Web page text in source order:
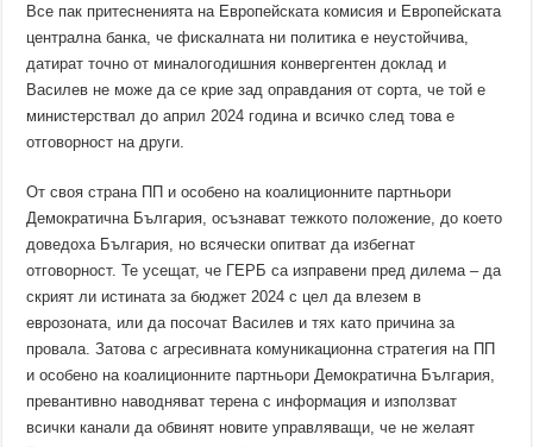
Все пак притесненията на Европейската комисия и Европейската
централна банка, че фискалната ни политика е неустойчива,
датират точно от миналогодишния конвергентен доклад и
Василев не може да се крие зад оправдания от сорта, че той е
министерствал до април 2024 година и всичко след това е
отговорност на други.
От своя страна ПП и особено на коалиционните партньори
Демократична България, осъзнават тежкото положение, до което
доведоха България, но всячески опитват да избегнат
отговорност. Те усещат, че ГЕРБ са изправени пред дилема – да
скрият ли истината за бюджет 2024 с цел да влезем в
еврозоната, или да посочат Василев и тях като причина за
провала. Затова с агресивната комуникационна стратегия на ПП
и особено на коалиционните партньори Демократична България,
превантивно наводняват терена с информация и използват
всички канали да обвинят новите управляващи, че не желаят